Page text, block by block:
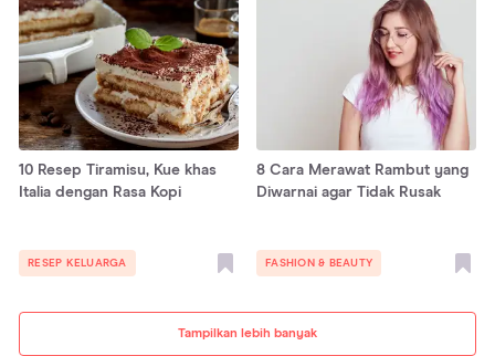
Tampilkan lebih banyak
10 Resep Tiramisu, Kue khas
Italia dengan Rasa Kopi
RESEP KELUARGA
8 Cara Merawat Rambut yang
Diwarnai agar Tidak Rusak
FASHION & BEAUTY